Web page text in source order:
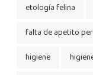
etología felina
falta de apetito
higiene